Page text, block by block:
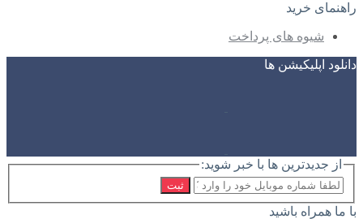
راهنمای خرید
شیوه های پرداخت
دانلود اپلیکیشن ها
از جدیدترین ها با خبر شوید:
ثبت
با ما همراه باشید